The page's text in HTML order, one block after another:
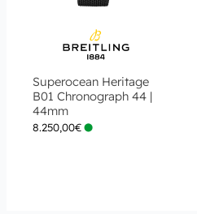
Superocean Heritage
B01 Chronograph 44 |
44mm
8.250,00€